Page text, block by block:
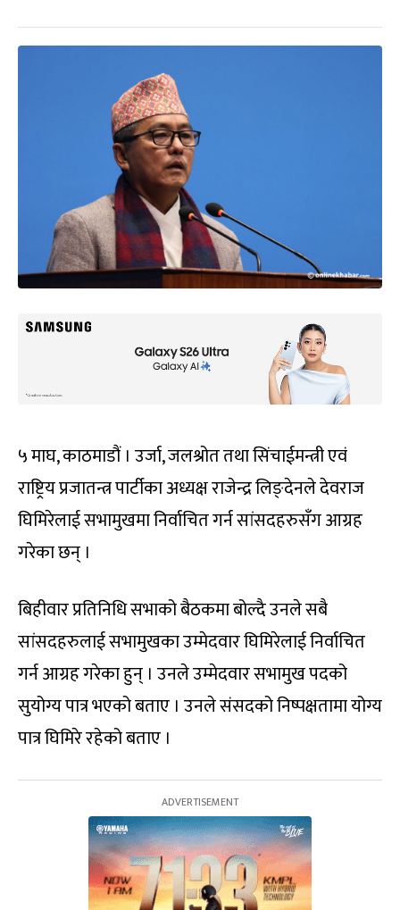
५ माघ, काठमाडौं । उर्जा, जलश्रोत तथा सिंचाईमन्त्री एवं
राष्ट्रिय प्रजातन्त्र पार्टीका अध्यक्ष राजेन्द्र लिङ्देनले देवराज
घिमिरेलाई सभामुखमा निर्वाचित गर्न सांसदहरुसँग आग्रह
गरेका छन् ।
बिहीवार प्रतिनिधि सभाको बैठकमा बोल्दै उनले सबै
सांसदहरुलाई सभामुखका उम्मेदवार घिमिरेलाई निर्वाचित
गर्न आग्रह गरेका हुन् । उनले उम्मेदवार सभामुख पदको
सुयोग्य पात्र भएको बताए । उनले संसदको निष्पक्षतामा योग्य
पात्र घिमिरे रहेको बताए ।